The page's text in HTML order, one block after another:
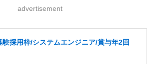
advertisement
験採用枠/システムエンジニア/賞与年2回